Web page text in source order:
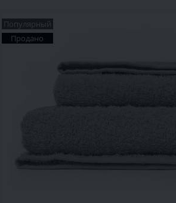
Популярный
Продано